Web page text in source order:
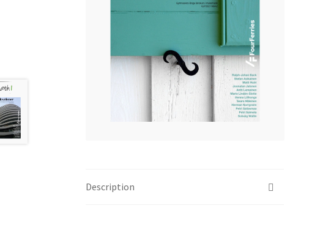
Description